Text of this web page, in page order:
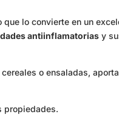
que lo convierte en un
antiinflamatorias y
o ensaladas,
propiedades.